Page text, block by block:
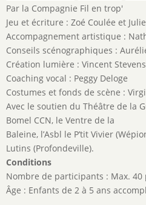
Par la Compagnie Fil en trop'
Jeu et écriture : Zoé Coulée et
Accompagnement artistique :
Conseils scénographiques :
Création lumière : Vincent
Coaching vocal : Peggy Deloge
Costumes et fonds de scène :
Avec le soutien du Théâtre de la
Bomel CCN, le Ventre de la
Baleine, l’Asbl le P’tit Vivier
Lutins (Profondeville).
Conditions
Nombre de participants : Max. 40
Âge : Enfants de 2 à 5 ans